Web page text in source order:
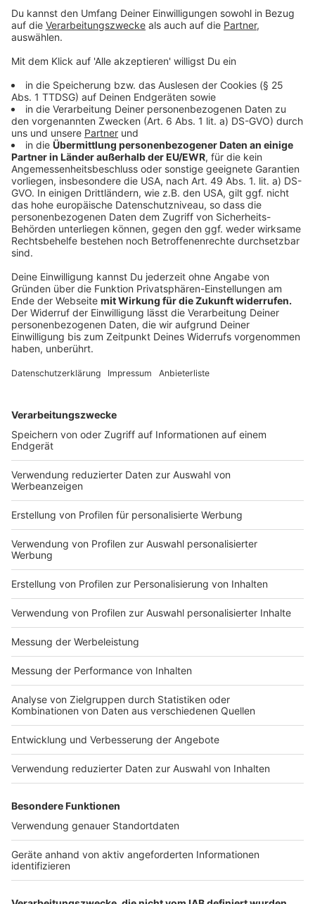
deutliche Hinweise, dass persönliche
Begegnungen auch in Zukunft gefragt sind.
Anzeige
Friedensjubiläum zieht Tourist:innen an
Anzeige
"375 Jahre Westfälischer Frieden" - das wollten sich
die Menschen nicht entgehen lassen: Es gab jede
Menge Veranstaltungen. Knapp 100.000 nationale und
internationale Gäste, vor allem aus den Niederlanden,
Spanien und Frankreich besuchten im vergangenen
Jahr den Friedenssaal. Es gab Sonderöffnungszeiten
mit kostenfreiem Eintritt zum Tag der Niederlande im
Mai, zum Tag des Offenen Denkmals im September
und zum Jubiläumstag am 24. Oktober.
Anzeige
Anzeige
Münster ist nach wie vor ein beliebter Ausgangspunkt
für Radtouren in der näheren Umgebung im
Münsterland. Viele Fahrradtouristen freuten sich laut
Stadt über das vor kurzem fertiggestellte
Knotenpunktsystem. Die kostenfreie
Knotenpunktkarte von Münster Marketing und die
dazugehörigen Touren seien demnach sehr beliebt
gewesen.
Anzeige
Weihnachtsmärkte
Anzeige
Die Weihnachtsmärkte in Münster sind auch immer
sehr beliebt, auch bei unserem Nachbarland der
Niederlande. Viele Menschen aus den Niederlanden
In der kurzen Adventszeit waren die Hotels an den
Wochenenden so gut wie ausgebucht, teilt die Stadt
Münster mit.